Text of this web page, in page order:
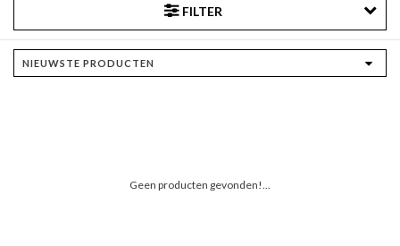
FILTER
Geen producten gevonden!...